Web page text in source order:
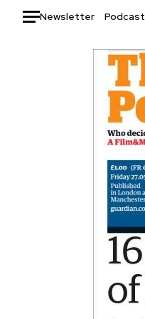
Newsletter Podcast
Tecnologia
Economia